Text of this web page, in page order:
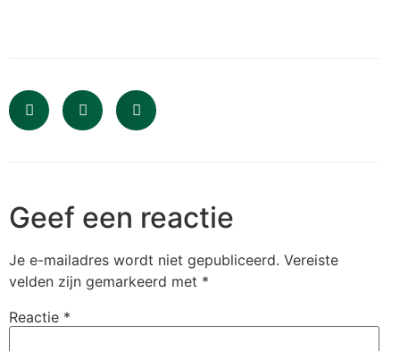
Geef een reactie
Je e-mailadres wordt niet gepubliceerd. Vereiste
velden zijn gemarkeerd met *
Reactie *